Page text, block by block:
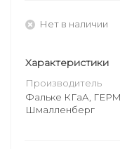
Нет в наличии
Характеристики
Производитель
Фальке КГаА,
Шмалленберг